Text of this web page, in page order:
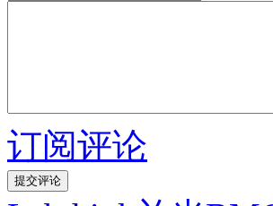
订阅评论